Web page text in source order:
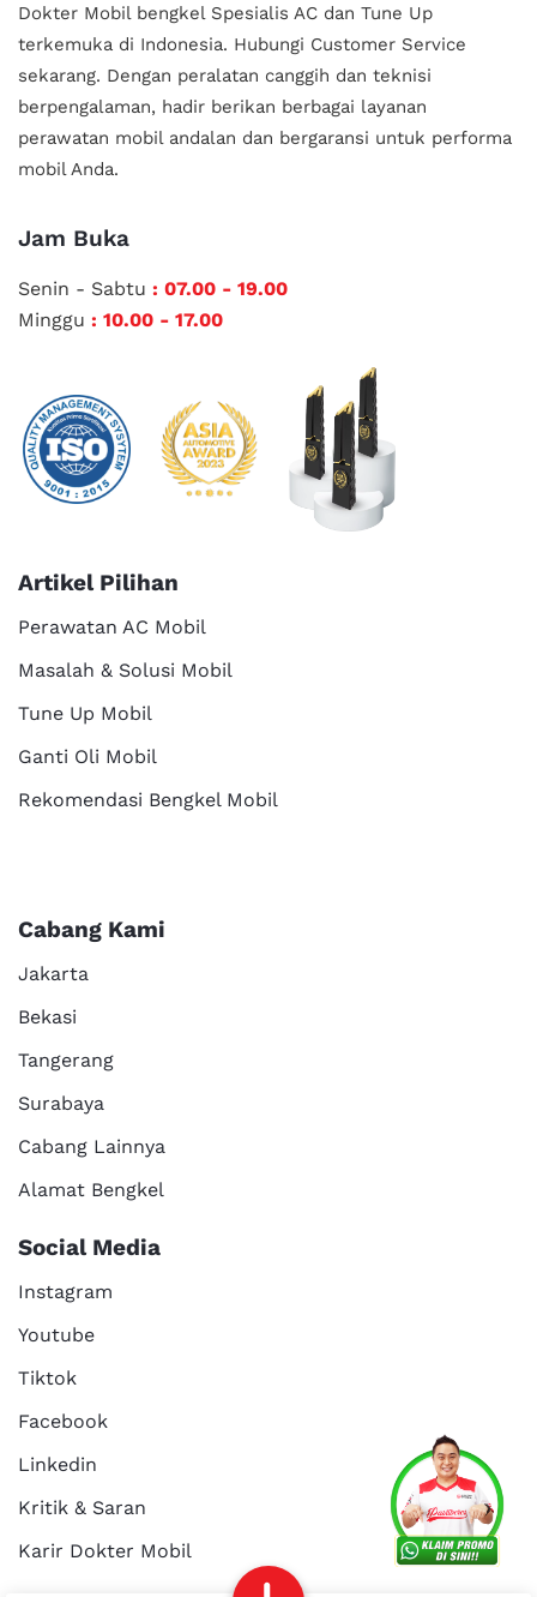
Services About Us
Kritik dan
Reservasi Career
Dokter Mobil bengkel Spesialis AC dan Tune Up
terkemuka di Indonesia. Hubungi Customer Service
sekarang. Dengan peralatan canggih dan teknisi
berpengalaman, hadir berikan berbagai layanan
perawatan mobil andalan dan bergaransi untuk performa
mobil Anda.
Jam Buka
Senin - Sabtu : 07.00 - 19.00
Minggu : 10.00 - 17.00
Artikel Pilihan
Perawatan AC Mobil
Masalah & Solusi Mobil
Tune Up Mobil
Ganti Oli Mobil
Rekomendasi Bengkel Mobil
Cabang Kami
Jakarta
Bekasi
Tangerang
Surabaya
Cabang Lainnya
Alamat Bengkel
Social Media
Instagram
Youtube
Tiktok
Facebook
Linkedin
Kritik & Saran
Karir Dokter Mobil